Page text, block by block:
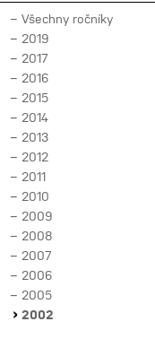
Všechny ročníky
2019
2017
2016
2015
2014
2013
2012
2011
2010
2009
2008
2007
2006
2005
2002